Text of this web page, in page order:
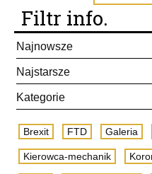
Filtr info.
Najnowsze
Najstarsze
Kategorie
Brexit FTD Galeria
Kierowca-mechanik